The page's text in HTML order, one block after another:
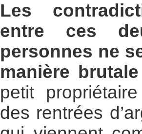
Les
entre ces
personnes ne
manière brutale
petit
des rentrées